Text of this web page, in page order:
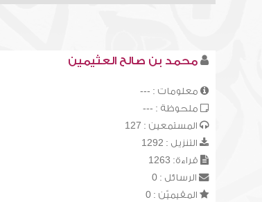
محمد بن صالح العثيمين
معلومات : ---
ملحوظة : ---
المستمعين : 127
التنزيل : 1292
قراءة: 1263
الرسائل : 0
المقيميّن : 0